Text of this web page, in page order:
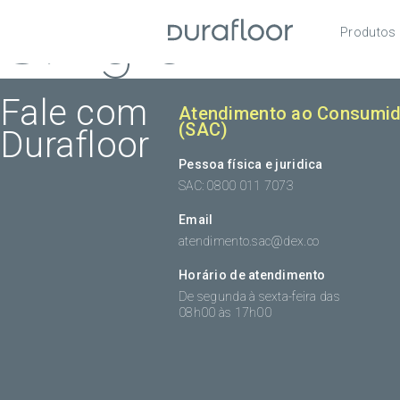
Produtos
Single
Fale com
Durafloor
Atendimento ao
(SAC)
Pessoa física e juridica
SAC: 0800 011 7073
Email
atendimento.sac@dex.co
Horário de atendimento
De segunda à sexta-feira das
08h00 às 17h00